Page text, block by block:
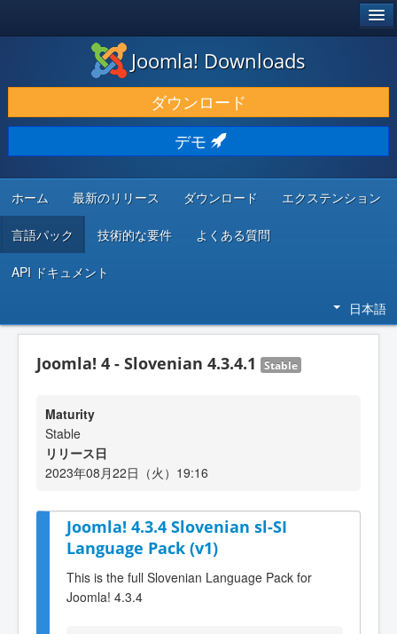
ダウンロードと機能拡張
発見と学び
コミュニティとサポート
開発者向けリソース
Joomla! Downloads
ダウンロード
デモ
ホーム 最新のリリース ダウンロード エクステンション
言語パック 技術的な要件 よくある質問
API ドキュメント
日本語
Joomla! 4 - Slovenian 4.3.4.1 Stable
Maturity
Stable
リリース日
2023年08月22日（火）19:16
Joomla! 4.3.4 Slovenian sl-SI
Language Pack (v1)
This is the full Slovenian Language Pack for
Joomla! 4.3.4